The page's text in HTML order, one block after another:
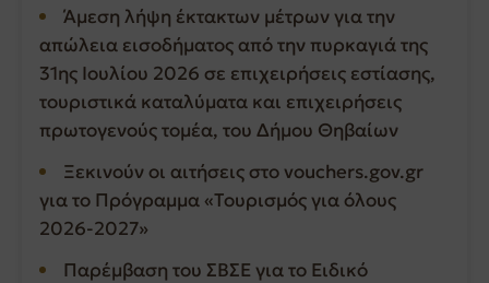
Άμεση λήψη έκτακτων μέτρων για την
απώλεια εισοδήματος από την πυρκαγιά της
31ης Ιουλίου 2026 σε επιχειρήσεις εστίασης,
τουριστικά καταλύματα και επιχειρήσεις
πρωτογενούς τομέα, του Δήμου Θηβαίων
Ξεκινούν οι αιτήσεις στο vouchers.gov.gr
για το Πρόγραμμα «Τουρισμός για όλους
2026-2027»
Παρέμβαση του ΣΒΣΕ για το Ειδικό